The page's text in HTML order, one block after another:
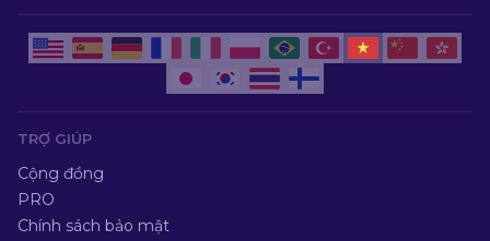
TRỢ GIÚP
Cộng đồng
PRO
Chính sách bảo mật